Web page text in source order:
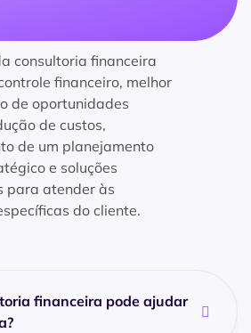
consultoria financeira
financeiro, melhor
de oportunidades
de custos,
de um planejamento
e soluções
para atender às
do cliente.
financeira pode ajudar